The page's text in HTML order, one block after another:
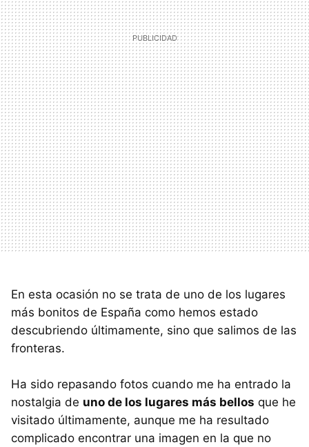
En esta ocasión no se trata de uno de los lugares
más bonitos de España como hemos estado
descubriendo últimamente, sino que salimos de las
fronteras.
Ha sido repasando fotos cuando me ha entrado la
nostalgia de uno de los lugares más bellos que he
visitado últimamente, aunque me ha resultado
complicado encontrar una imagen en la que no